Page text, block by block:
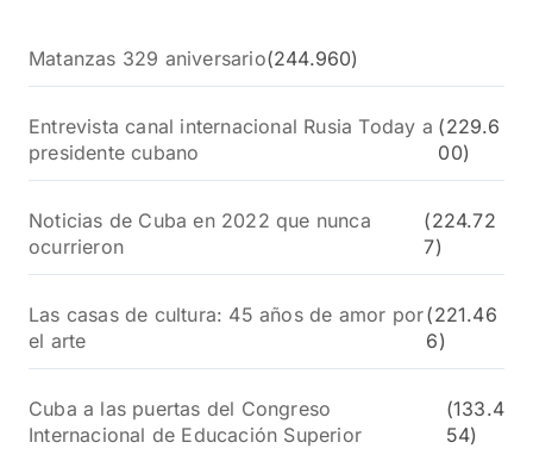
Matanzas 329 aniversario(244.960)
Entrevista canal internacional Rusia Today a
presidente cubano
(229.6
00)
Noticias de Cuba en 2022 que nunca
ocurrieron
(224.72
7)
Las casas de cultura: 45 años de amor por
el arte
(221.46
6)
Cuba a las puertas del Congreso
Internacional de Educación Superior
(133.4
54)